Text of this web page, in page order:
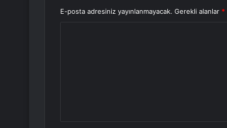
E-posta adresiniz yayınlanmayacak. Gerekli alanlar *